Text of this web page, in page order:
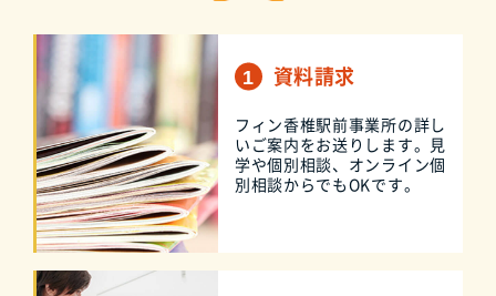
資料請求
フィン香椎駅前事業所の詳し
いご案内をお送りします。見
学や個別相談、オンライン個
別相談からでもOKです。